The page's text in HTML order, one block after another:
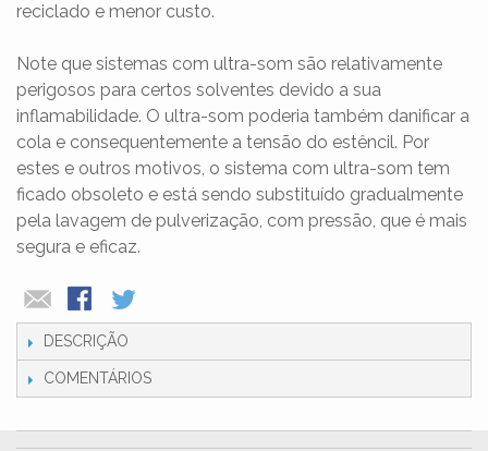
reciclado e menor custo.
Note que sistemas com ultra-som são relativamente
perigosos para certos solventes devido a sua
inflamabilidade. O ultra-som poderia também danificar a
cola e consequentemente a tensão do estêncil. Por
estes e outros motivos, o sistema com ultra-som tem
ficado obsoleto e está sendo substituído gradualmente
pela lavagem de pulverização, com pressão, que é mais
segura e eficaz.
DESCRIÇÃO
COMENTÁRIOS